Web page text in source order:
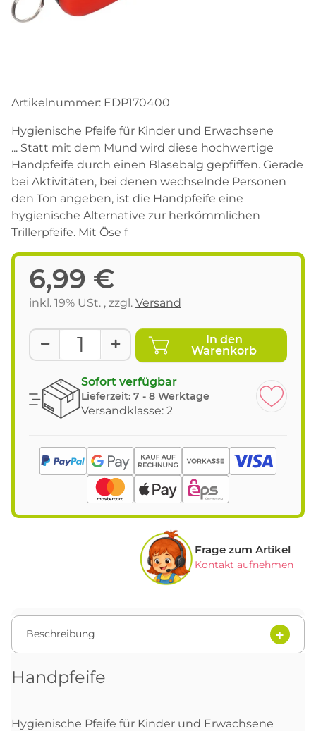
Artikelnummer: EDP170400
Hygienische Pfeife für Kinder und Erwachsene
... Statt mit dem Mund wird diese hochwertige
Handpfeife durch einen Blasebalg gepfiffen. Gerade
bei Aktivitäten, bei denen wechselnde Personen
den Ton angeben, ist die Handpfeife eine
hygienische Alternative zur herkömmlichen
Trillerpfeife. Mit Öse f
6,99 €
inkl. 19% USt. , zzgl. Versand
In den
Warenkorb
Sofort verfügbar
Lieferzeit: 7 - 8 Werktage
Versandklasse: 2
Frage zum Artikel
Kontakt aufnehmen
Beschreibung
Handpfeife
Hygienische Pfeife für Kinder und Erwachsene